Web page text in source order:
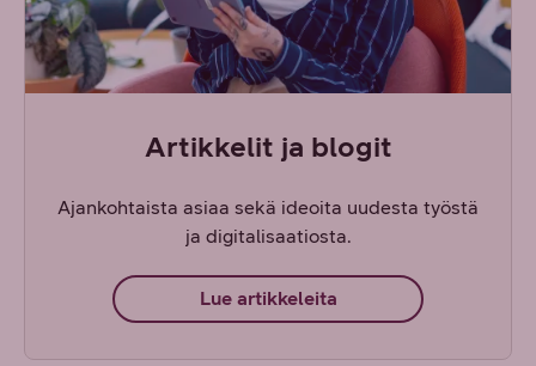
Artikkelit ja blogit
Ajankohtaista asiaa sekä ideoita uudesta työstä
ja digitalisaatiosta.
Lue artikkeleita